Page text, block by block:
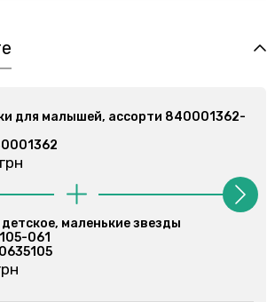
для малышей, ассорти 840001362-
маленькие звезды
061